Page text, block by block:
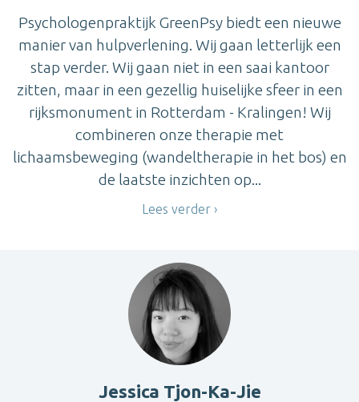
Psychologenpraktijk GreenPsy biedt een nieuwe
manier van hulpverlening. Wij gaan letterlijk een
stap verder. Wij gaan niet in een saai kantoor
zitten, maar in een gezellig huiselijke sfeer in een
rijksmonument in Rotterdam - Kralingen! Wij
combineren onze therapie met
lichaamsbeweging (wandeltherapie in het bos) en
de laatste inzichten op...
Lees verder
Jessica Tjon-Ka-Jie